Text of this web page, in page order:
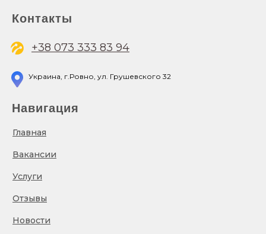
Контакты
+38 073 333 83 94
Украина, г.Ровно, ул. Грушевского 32
Навигация
Главная
Вакансии
Услуги
Отзывы
Новости